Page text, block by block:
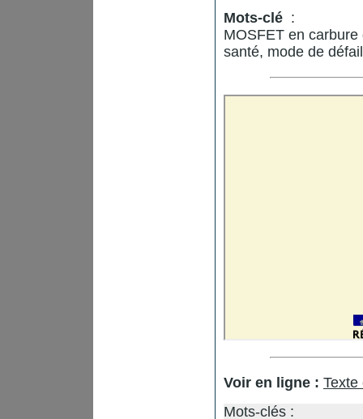
Mots-clé :
MOSFET en
santé, mode de
Voir en ligne : Texte
Mots-clés :